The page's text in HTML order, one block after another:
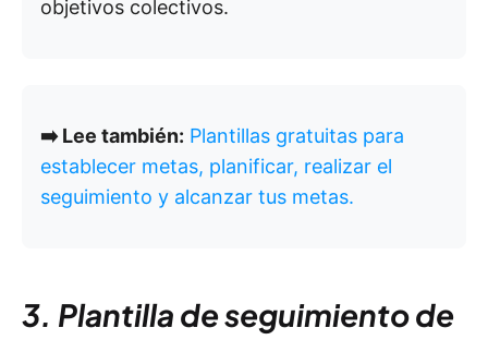
objetivos colectivos.
➡️ Lee también: Plantillas gratuitas para
establecer metas, planificar, realizar el
seguimiento y alcanzar tus metas.
3. Plantilla de seguimiento de